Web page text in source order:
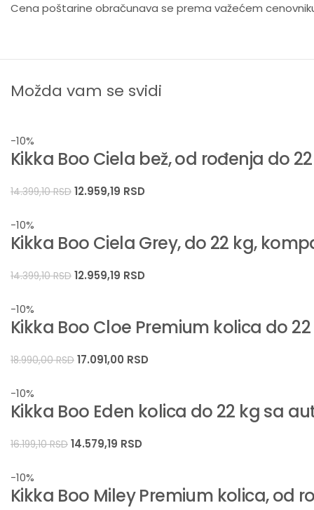
Cena poštarine obračunava se prema važećem cenovniku
Možda vam se svidi
-10%
Kikka Boo Ciela bež, od rođenja do
14.399,10RSD 12.959,19 RSD
-10%
Kikka Boo Ciela Grey, do 22 kg,
14.399,10RSD 12.959,19 RSD
-10%
Kikka Boo Cloe Premium kolica do
18.990,00RSD 17.091,00 RSD
-10%
Kikka Boo Eden kolica do 22 kg sa
16.199,10RSD 14.579,19 RSD
-10%
Kikka Boo Miley Premium kolica, od